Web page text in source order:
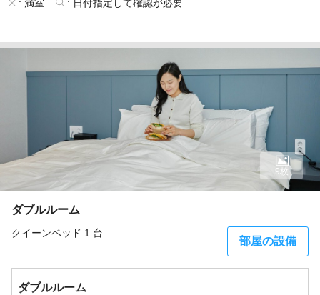
: 満室 : 日付指定して確認が必要
ダブルルーム
クイーンベッド 1 台
部屋の設備
9枚
ダブルルーム